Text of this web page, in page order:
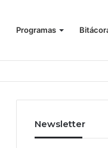
Programas
Newsletter